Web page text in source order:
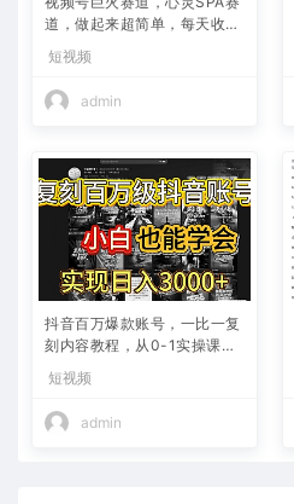
道，做起来超简单，每天收益
800+
短视频
admin
抖音百万爆款账号，一比一复
刻内容教程，从0-1实操课，
入10w+
短视频
admin